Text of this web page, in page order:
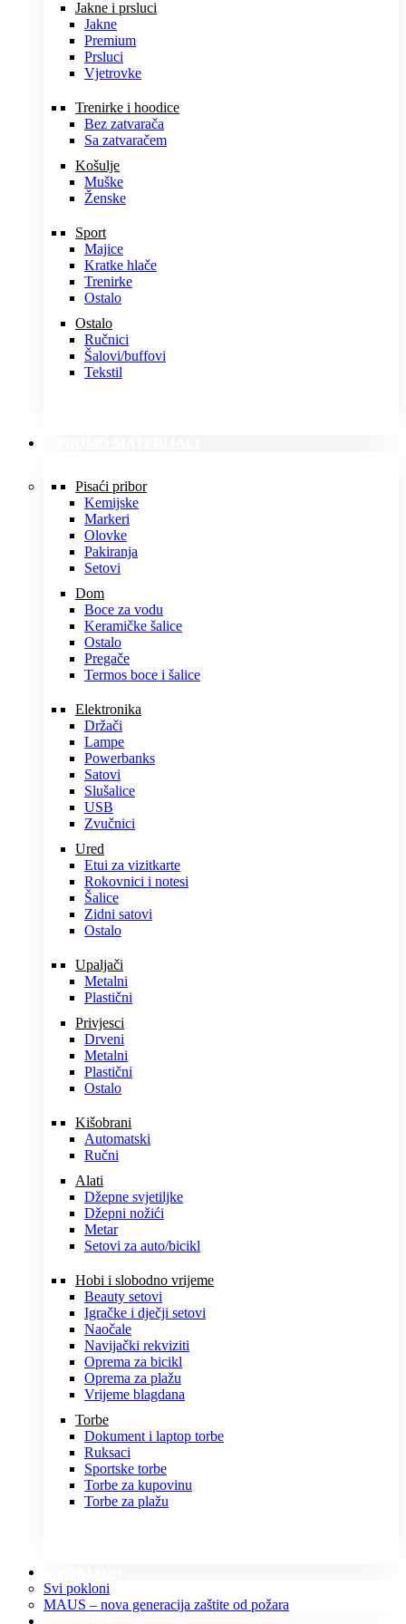
Jakne i prsluci
Jakne
Premium
Prsluci
Vjetrovke
Trenirke i hoodice
Bez zatvarača
Sa zatvaračem
Košulje
Muške
Ženske
Sport
Majice
Kratke hlače
Trenirke
Ostalo
Ostalo
Ručnici
Šalovi/buffovi
Tekstil
Pisaći pribor
Kemijske
Markeri
Olovke
Pakiranja
Setovi
Dom
Boce za vodu
Keramičke šalice
Ostalo
Pregače
Termos boce i šalice
Elektronika
Držači
Lampe
Powerbanks
Satovi
Slušalice
USB
Zvučnici
Ured
Etui za vizitkarte
Rokovnici i notesi
Šalice
Zidni satovi
Ostalo
Upaljači
Metalni
Plastični
Privjesci
Drveni
Metalni
Plastični
Ostalo
Kišobrani
Automatski
Ručni
Alati
Džepne svjetiljke
Džepni nožići
Metar
Setovi za auto/bicikl
Hobi i slobodno vrijeme
Beauty setovi
Igračke i dječji setovi
Naočale
Navijački rekviziti
Oprema za bicikl
Oprema za plažu
Vrijeme blagdana
Torbe
Dokument i laptop torbe
Ruksaci
Sportske torbe
Torbe za kupovinu
Torbe za plažu
Svi pokloni
MAUS – nova generacija zaštite od požara